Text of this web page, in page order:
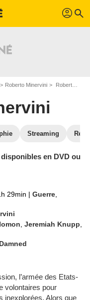
profil search
Roberto Minervini Roberto Minervini : ses Blu-Ray, DVD, VOD, SVOD
Streaming
en DVD ou
29min | Guerre
,Jeremiah Knupp
l’armée des Etats-
volontaires pour
inexplorées. Alors que